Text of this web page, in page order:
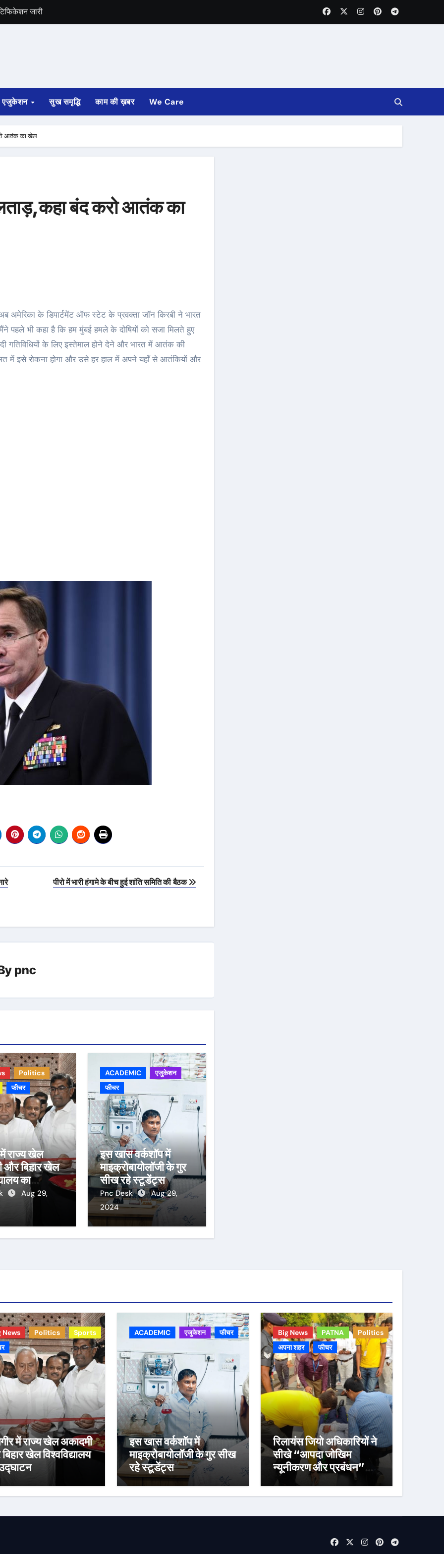
सोरेन
एजुकेशन सुख समृद्धि काम की ख़बर We Care
आतंक का खेल
बंद करो आतंक का
अमेरिका के डिपार्टमेंट ऑफ स्टेट के प्रवक्ता जॉन किरबी ने भारत
पहले भी कहा है कि हम मुंबई हमले के दोषियों को सजा मिलते हुए
गतिविधियों के लिए इस्तेमाल होने देने और भारत में आतंक की
में इसे रोकना होगा और उसे हर हाल में अपने यहाँ से आतंकियों और
पीरो में भारी हंगामे के बीच हुई शांति समिति की बैठक
pnc
Politics
फीचर
राज्य खेल
और बिहार खेल
का
Aug 29,
ACADEMIC
एजुकेशन
फीचर
इस खास वर्कशॉप में
माइक्रोबायोलॉजी के गुर
सीख रहे स्टूडेंट्स
Pnc Desk
Aug 29,
2024
News Politics
Sports
में राज्य खेल अकादमी
खेल विश्वविद्यालय
ACADEMIC एजुकेशन फीचर
इस खास वर्कशॉप में
माइक्रोबायोलॉजी के गुर सीख
रहे स्टूडेंट्स
Big News PATNA
Politics
अपना शहर
फीचर
रिलायंस जियो अधिकारियों ने
सीखे “आपदा जोखिम
न्यूनीकरण और प्रबंधन”के
गुर